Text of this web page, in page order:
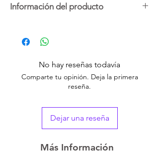
Información del producto
auditivo para poder eliminar la cera
del oído de forma cómoda y segura. La
firme y apretada, por lo que no hay
necesidad de preocuparse por el peligro
de que las puntas de silicona se caigan
se mantendrá a una temperatura constante
cerca del oído.
-6 luces LED
No hay reseñas todavía
Comparte tu opinión. Deja la primera
reseña.
Dejar una reseña
Más Información